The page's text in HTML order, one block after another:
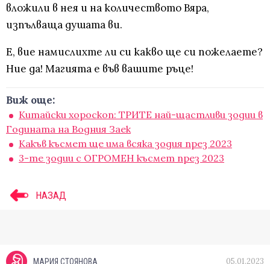
вложили в нея и на количеството Вяра,
изпълваща душата ви.
Е, вие намислихте ли си какво ще си пожелаете?
Ние да! Магията е във вашите ръце!
Виж още:
Китайски хороскоп: ТРИТЕ най-щастливи зодии в
Годината на Водния Заек
Какъв късмет ще има всяка зодия през 2023
3-те зодии с ОГРОМЕН късмет през 2023
НАЗАД
МАРИЯ СТОЯНОВА 05.01.2023